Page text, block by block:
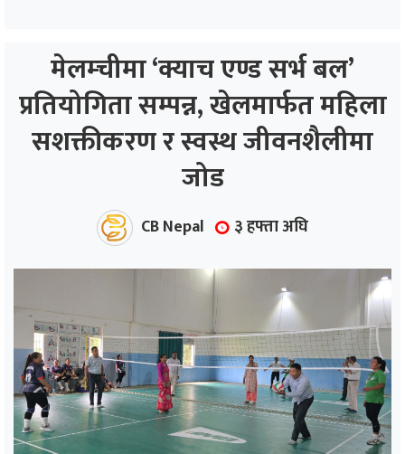
मेलम्चीमा ‘क्याच एण्ड सर्भ बल’
प्रतियोगिता सम्पन्न, खेलमार्फत महिला
सशक्तीकरण र स्वस्थ जीवनशैलीमा
जोड
CB Nepal ३ हफ्ता अघि